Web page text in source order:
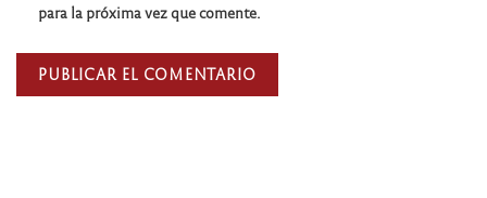
para la próxima vez que comente.